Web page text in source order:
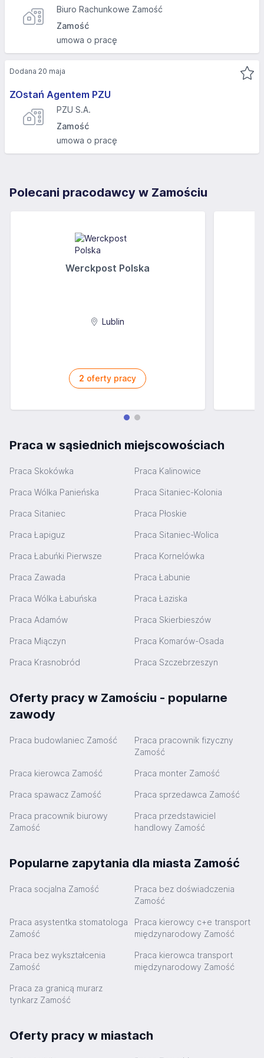
Biuro Rachunkowe Zamość
Zamość
umowa o pracę
ZOstań Agentem PZU
PZU S.A.
Zamość
umowa o pracę
Dodana 20 maja
Polecani pracodawcy w Zamościu
Werckpost Polska
Lublin
2 oferty pracy
Praca w sąsiednich miejscowościach
Praca Skokówka Praca Kalinowice
Praca Wólka Panieńska Praca Sitaniec-Kolonia
Praca Sitaniec Praca Płoskie
Praca Łapiguz Praca Sitaniec-Wolica
Praca Łabuńki Pierwsze Praca Kornelówka
Praca Zawada Praca Łabunie
Praca Wólka Łabuńska Praca Łaziska
Praca Adamów Praca Skierbieszów
Praca Miączyn Praca Komarów-Osada
Praca Krasnobród Praca Szczebrzeszyn
Oferty pracy w Zamościu - popularne
zawody
Praca budowlaniec Zamość
Praca pracownik fizyczny
Zamość
Praca kierowca Zamość Praca monter Zamość
Praca spawacz Zamość Praca sprzedawca Zamość
Praca pracownik biurowy
Zamość
Praca przedstawiciel
handlowy Zamość
Popularne zapytania dla miasta Zamość
Praca socjalna Zamość
Praca bez doświadczenia
Zamość
Praca asystentka stomatologa
Zamość
Praca kierowcy c+e transport
międzynarodowy Zamość
Praca bez wykształcenia
Zamość
Praca kierowca transport
międzynarodowy Zamość
Praca za granicą murarz
tynkarz Zamość
Oferty pracy w miastach